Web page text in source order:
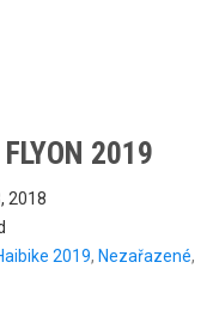
2019
2018
2019, Nezařazené,